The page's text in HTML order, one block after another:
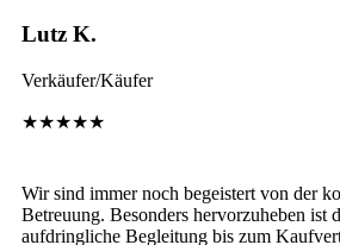
Lutz K.
Verkäufer/Käufer
★★★★★
Wir sind immer noch begeistert von der
Betreuung. Besonders hervorzuheben ist
aufdringliche Begleitung bis zum